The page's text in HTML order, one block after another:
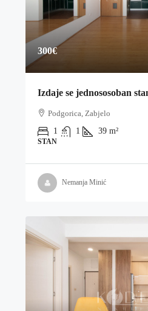
300€
Izdaje se jednososoban
Podgorica, Zabjelo
1
1 39 m²
STAN
Nemanja Minić